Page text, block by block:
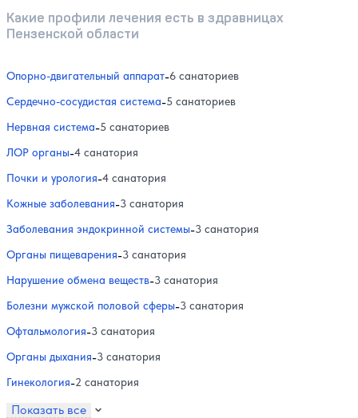
Какие профили лечения есть в здравницах
Пензенской области
Опорно-двигательный аппарат-6 санаториев
Сердечно-сосудистая система-5 санаториев
Нервная система-5 санаториев
ЛОР органы-4 санатория
Почки и урология-4 санатория
Кожные заболевания-3 санатория
Заболевания эндокринной системы-3 санатория
Органы пищеварения-3 санатория
Нарушение обмена веществ-3 санатория
Болезни мужской половой сферы-3 санатория
Офтальмология-3 санатория
Органы дыхания-3 санатория
Гинекология-2 санатория
Показать все